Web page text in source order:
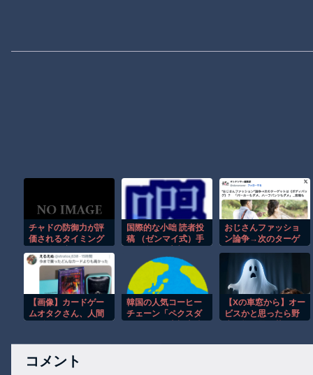
チャドの防御力が評
価されるタイミング
国際的な小咄 読者投
稿 （ゼンマイ式）手
おじさんファッショ
ン論争→次のターゲ
パーカーもダメハー
フパンツもダメ悲鳴
も
【画像】カードゲー
ムオタクさん、人間
うｗｗｗｗｗｗｗ
韓国の人気コーヒー
チェーン「ペクスダ
店オープン
【Xの車窓から】オー
ビスかと思ったら野
コメント